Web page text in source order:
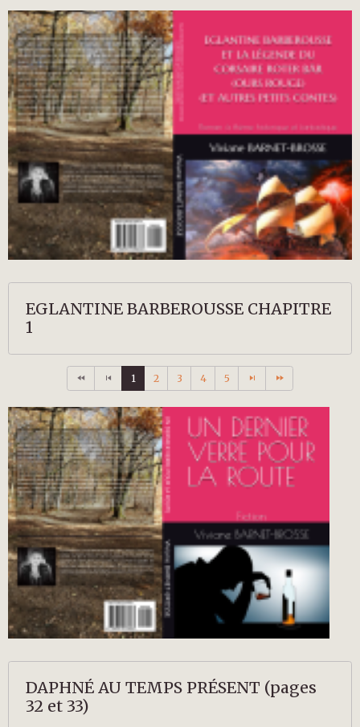
EGLANTINE BARBEROUSSE CHAPITRE
1
1 2 3 4 5
DAPHNÉ AU TEMPS PRÉSENT (pages
32 et 33)